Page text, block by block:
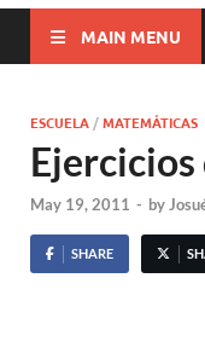
MAIN MENU
ESCUELA /MATEMÁTICAS
May 19, 2011 - by
SHARE